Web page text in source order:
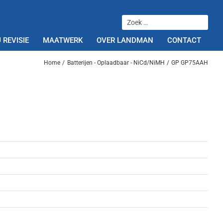
REVISIE MAATWERK OVER LANDMAN CONTACT
Home Batterijen - Oplaadbaar - NiCd/NiMH GP GP75AAH